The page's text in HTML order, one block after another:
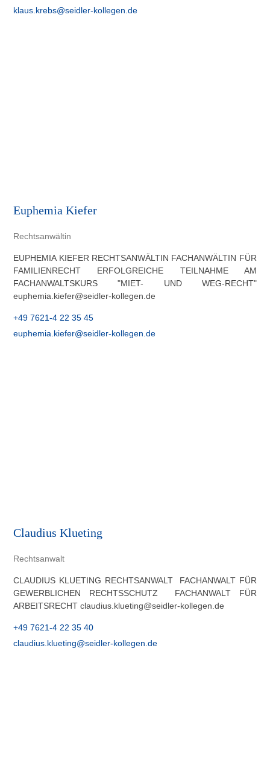
klaus.krebs@seidler-kollegen.de
Euphemia Kiefer
Rechtsanwältin
EUPHEMIA KIEFER RECHTSANWÄLTIN FACHANWÄLTIN FÜR
FAMILIENRECHT ERFOLGREICHE TEILNAHME AM
FACHANWALTSKURS "MIET- UND WEG-RECHT"
euphemia.kiefer@seidler-kollegen.de
+49 7621-4 22 35 45
euphemia.kiefer@seidler-kollegen.de
Claudius Klueting
Rechtsanwalt
CLAUDIUS KLUETING RECHTSANWALT FACHANWALT FÜR
GEWERBLICHEN RECHTSSCHUTZ FACHANWALT FÜR
ARBEITSRECHT claudius.klueting@seidler-kollegen.de
+49 7621-4 22 35 40
claudius.klueting@seidler-kollegen.de